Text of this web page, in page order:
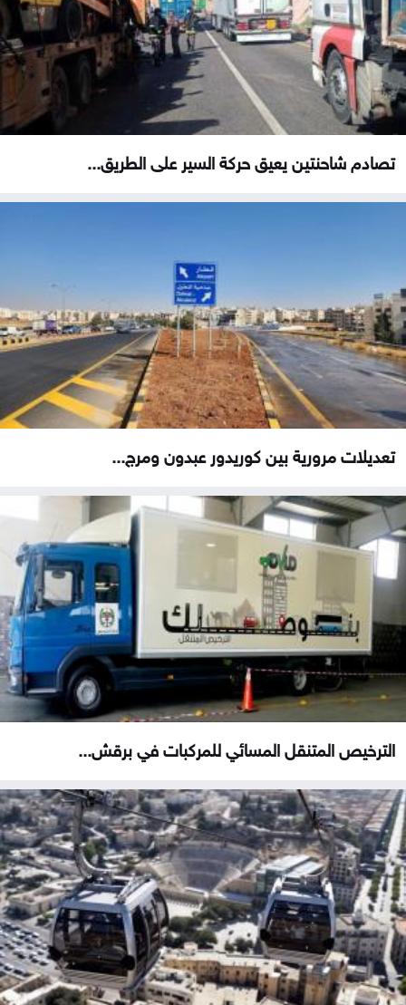
تصادم شاحنتين يعيق حركة السير على الطريق...
تعديلات مرورية بين كوريدور عبدون ومرج...
الترخيص المتنقل المسائي للمركبات في برقش...